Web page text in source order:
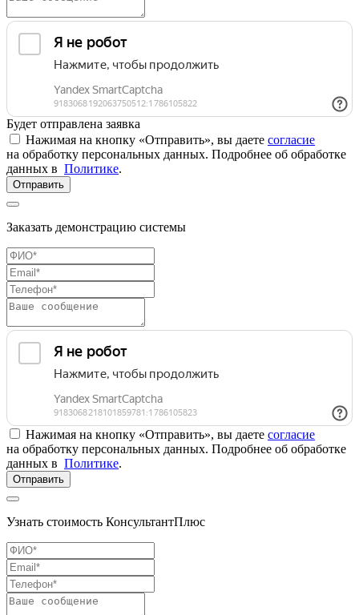
Будет отправлена заявка
Нажимая на кнопку «Отправить», вы даете согласие
на обработку персональных данных. Подробнее об обработке
данных в Политике.
Отправить
Заказать демонстрацию системы
Нажимая на кнопку «Отправить», вы даете согласие
на обработку персональных данных. Подробнее об обработке
данных в Политике.
Отправить
Узнать стоимость КонсультантПлюс